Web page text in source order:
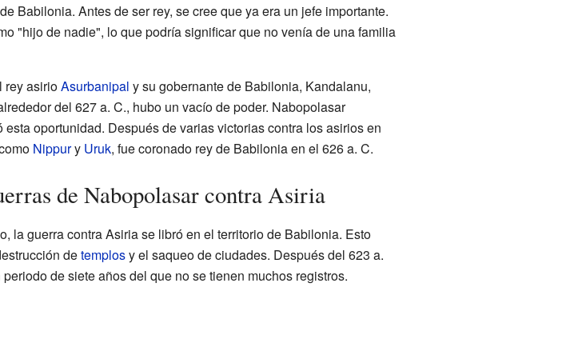
Babilonia. Antes de ser rey, se cree que ya era un jefe importante.
"hijo de nadie", lo que podría significar que no venía de una familia
rey asirioAsurbanipal y su gobernante de Babilonia, Kandalanu,
del 627 a. C., hubo un vacío de poder. Nabopolasar
esta oportunidad. Después de varias victorias contra los asirios en
Nippury Uruk, fue coronado rey de Babilonia en el 626 a. C.
de Nabopolasar contra Asiria
la guerra contra Asiria se libró en el territorio de Babilonia. Esto
detemplosy el saqueo de ciudades. Después del 623 a.
periodo de siete años del que no se tienen muchos registros.